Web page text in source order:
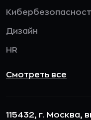
Дизайн
HR
Смотреть все
115432, г. Москва,